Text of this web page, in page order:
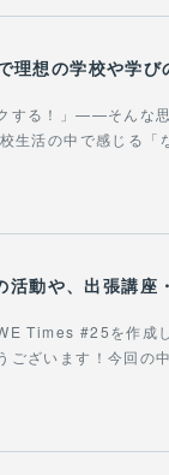
想の学校や学び
する！」——そんな
生活の中で感じる「
Times #25を作成
ございます！今回の